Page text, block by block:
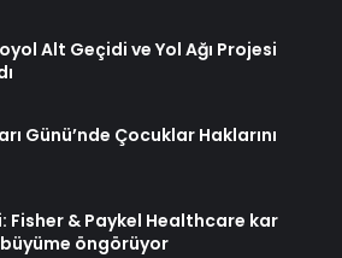
Alt Geçidi ve Yol Ağı Projesi
Günü’nde Çocuklar Haklarını
Fisher & Paykel Healthcare kar
öngörüyor